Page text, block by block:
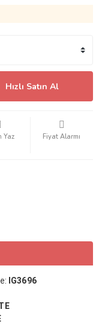
Hızlı Satın Al
Yaz Fiyat Alarmı
IG3696